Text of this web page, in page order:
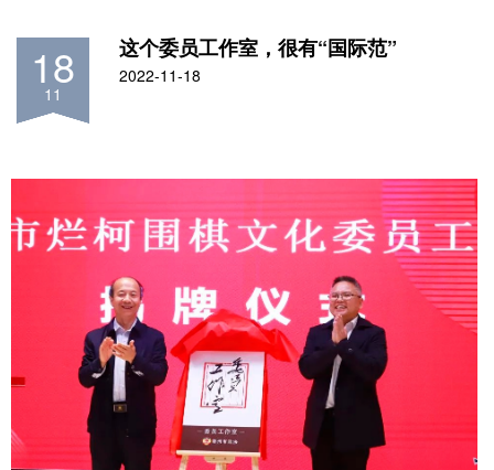
18
11
这个委员工作室，很有“国际范”
2022-11-18